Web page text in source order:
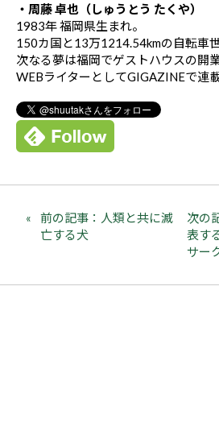
・周藤 卓也（しゅうとう たくや）
1983年 福岡県生まれ。
150カ国と13万1214.54kmの自転車
次なる夢は福岡でゲストハウスの開業
WEBライターとしてGIGAZINEで連
前の記事：人類と共に滅
亡する犬
次の
表す
サー